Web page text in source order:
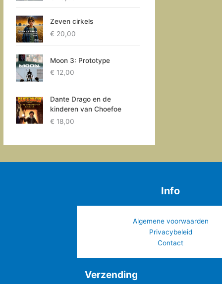
Zeven cirkels
€ 20,00
Moon 3: Prototype
€ 12,00
Dante Drago en de
kinderen van Choefoe
€ 18,00
Info
Algemene voorwaarden
Privacybeleid
Contact
Verzending